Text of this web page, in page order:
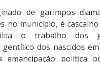
de garimpos
no município, é
o trabalho dos
dos nascidos
emancipação política